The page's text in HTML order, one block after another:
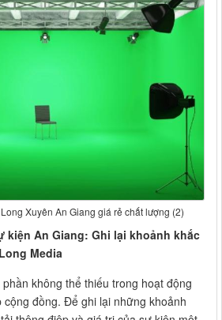
Xuyên An Giang giá rẻ chất lượng (2)
kiện An Giang: Ghi lại khoảnh khắc
Media
không thể thiếu trong hoạt động
cộng đồng. Để ghi lại những khoảnh